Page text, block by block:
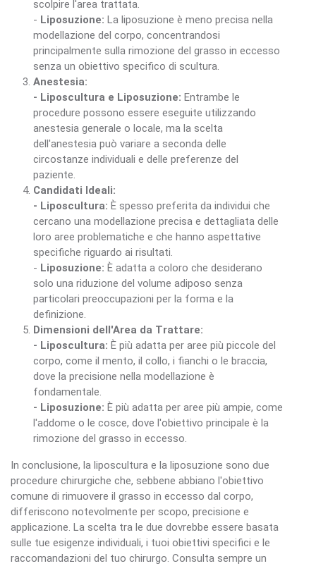
scolpire l'area trattata.
- Liposuzione: La liposuzione è meno precisa nella
modellazione del corpo, concentrandosi
principalmente sulla rimozione del grasso in eccesso
senza un obiettivo specifico di scultura.
Anestesia:
- Liposcultura e Liposuzione: Entrambe le
procedure possono essere eseguite utilizzando
anestesia generale o locale, ma la scelta
dell'anestesia può variare a seconda delle
circostanze individuali e delle preferenze del
paziente.
Candidati Ideali:
- Liposcultura: È spesso preferita da individui che
cercano una modellazione precisa e dettagliata delle
loro aree problematiche e che hanno aspettative
specifiche riguardo ai risultati.
- Liposuzione: È adatta a coloro che desiderano
solo una riduzione del volume adiposo senza
particolari preoccupazioni per la forma e la
definizione.
Dimensioni dell'Area da Trattare:
- Liposcultura: È più adatta per aree più piccole del
corpo, come il mento, il collo, i fianchi o le braccia,
dove la precisione nella modellazione è
fondamentale.
- Liposuzione: È più adatta per aree più ampie, come
l'addome o le cosce, dove l'obiettivo principale è la
rimozione del grasso in eccesso.
In conclusione, la liposcultura e la liposuzione sono due
procedure chirurgiche che, sebbene abbiano l'obiettivo
comune di rimuovere il grasso in eccesso dal corpo,
differiscono notevolmente per scopo, precisione e
applicazione. La scelta tra le due dovrebbe essere basata
sulle tue esigenze individuali, i tuoi obiettivi specifici e le
raccomandazioni del tuo chirurgo. Consulta sempre un